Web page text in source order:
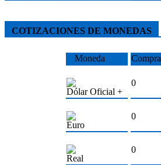
COTIZACIONES DE MONEDAS
Moneda Compra
Dólar Oficial +
0
Euro
0
Real
0